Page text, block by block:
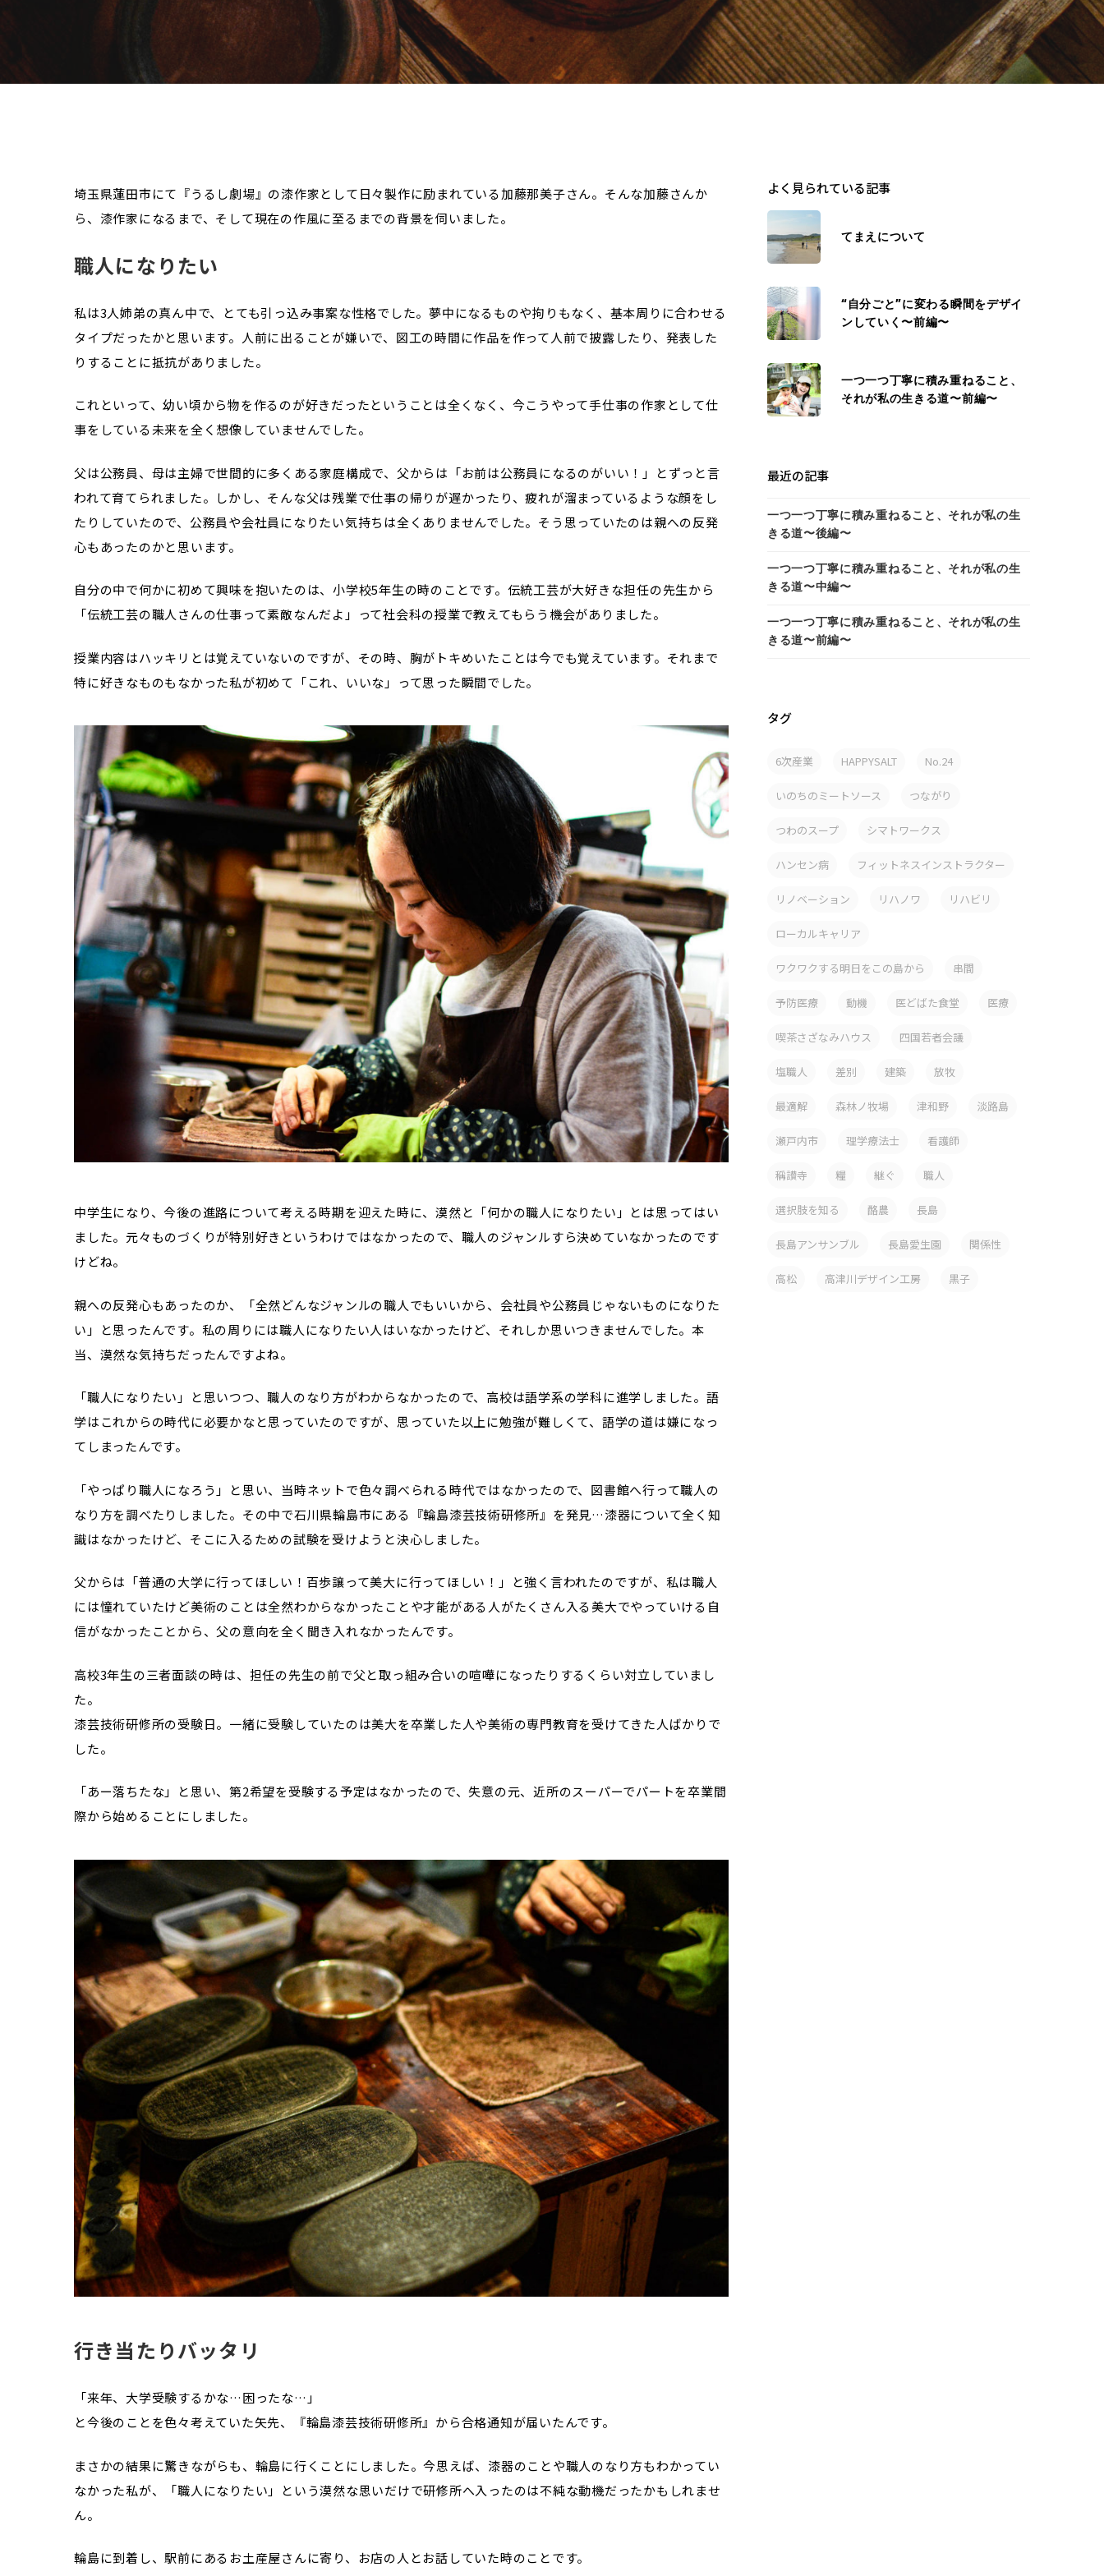
埼玉県蓮田市にて『うるし劇場』の漆作家として日々製作に励まれている加藤那美子さん。そんな加藤さんか
ら、漆作家になるまで、そして現在の作風に至るまでの背景を伺いました。
職人になりたい
私は3人姉弟の真ん中で、とても引っ込み事案な性格でした。夢中になるものや拘りもなく、基本周りに合わせる
タイプだったかと思います。人前に出ることが嫌いで、図工の時間に作品を作って人前で披露したり、発表した
りすることに抵抗がありました。
これといって、幼い頃から物を作るのが好きだったということは全くなく、今こうやって手仕事の作家として仕
事をしている未来を全く想像していませんでした。
父は公務員、母は主婦で世間的に多くある家庭構成で、父からは「お前は公務員になるのがいい！」とずっと言
われて育てられました。しかし、そんな父は残業で仕事の帰りが遅かったり、疲れが溜まっているような顔をし
たりしていたので、公務員や会社員になりたい気持ちは全くありませんでした。そう思っていたのは親への反発
心もあったのかと思います。
自分の中で何かに初めて興味を抱いたのは、小学校5年生の時のことです。伝統工芸が大好きな担任の先生から
「伝統工芸の職人さんの仕事って素敵なんだよ」って社会科の授業で教えてもらう機会がありました。
授業内容はハッキリとは覚えていないのですが、その時、胸がトキめいたことは今でも覚えています。それまで
特に好きなものもなかった私が初めて「これ、いいな」って思った瞬間でした。
中学生になり、今後の進路について考える時期を迎えた時に、漠然と「何かの職人になりたい」とは思ってはい
ました。元々ものづくりが特別好きというわけではなかったので、職人のジャンルすら決めていなかったのです
けどね。
親への反発心もあったのか、「全然どんなジャンルの職人でもいいから、会社員や公務員じゃないものになりた
い」と思ったんです。私の周りには職人になりたい人はいなかったけど、それしか思いつきませんでした。本
当、漠然な気持ちだったんですよね。
「職人になりたい」と思いつつ、職人のなり方がわからなかったので、高校は語学系の学科に進学しました。語
学はこれからの時代に必要かなと思っていたのですが、思っていた以上に勉強が難しくて、語学の道は嫌になっ
てしまったんです。
「やっぱり職人になろう」と思い、当時ネットで色々調べられる時代ではなかったので、図書館へ行って職人の
なり方を調べたりしました。その中で石川県輪島市にある『輪島漆芸技術研修所』を発見…漆器について全く知
識はなかったけど、そこに入るための試験を受けようと決心しました。
父からは「普通の大学に行ってほしい！百歩譲って美大に行ってほしい！」と強く言われたのですが、私は職人
には憧れていたけど美術のことは全然わからなかったことや才能がある人がたくさん入る美大でやっていける自
信がなかったことから、父の意向を全く聞き入れなかったんです。
高校3年生の三者面談の時は、担任の先生の前で父と取っ組み合いの喧嘩になったりするくらい対立していまし
た。
漆芸技術研修所の受験日。一緒に受験していたのは美大を卒業した人や美術の専門教育を受けてきた人ばかりで
した。
「あー落ちたな」と思い、第2希望を受験する予定はなかったので、失意の元、近所のスーパーでパートを卒業間
際から始めることにしました。
行き当たりバッタリ
「来年、大学受験するかな…困ったな…」
と今後のことを色々考えていた矢先、『輪島漆芸技術研修所』から合格通知が届いたんです。
まさかの結果に驚きながらも、輪島に行くことにしました。今思えば、漆器のことや職人のなり方もわかってい
なかった私が、「職人になりたい」という漠然な思いだけで研修所へ入ったのは不純な動機だったかもしれませ
ん。
輪島に到着し、駅前にあるお土産屋さんに寄り、お店の人とお話していた時のことです。
よく見られている記事
てまえについて
“自分ごと”に変わる瞬間をデザイ
ンしていく〜前編〜
一つ一つ丁寧に積み重ねること、
それが私の生きる道〜前編〜
最近の記事
一つ一つ丁寧に積み重ねること、それが私の生
きる道〜後編〜
一つ一つ丁寧に積み重ねること、それが私の生
きる道〜中編〜
一つ一つ丁寧に積み重ねること、それが私の生
きる道〜前編〜
タグ
6次産業 HAPPYSALT No.24
いのちのミートソース つながり
つわのスープ シマトワークス
ハンセン病 フィットネスインストラクター
リノベーション リハノワ リハビリ
ローカルキャリア
ワクワクする明日をこの島から 串間
予防医療 動機 医どばた食堂 医療
喫茶さざなみハウス 四国若者会議
塩職人 差別 建築 放牧
最適解 森林ノ牧場 津和野 淡路島
瀬戸内市 理学療法士 看護師
稱讃寺 糧 継ぐ 職人
選択肢を知る 酪農 長島
長島アンサンブル 長島愛生園 関係性
高松 高津川デザイン工房 黒子